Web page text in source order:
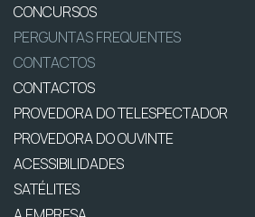
CONCURSOS
PERGUNTAS FREQUENTES
CONTACTOS
CONTACTOS
PROVEDORA DO TELESPECTADOR
PROVEDORA DO OUVINTE
ACESSIBILIDADES
SATÉLITES